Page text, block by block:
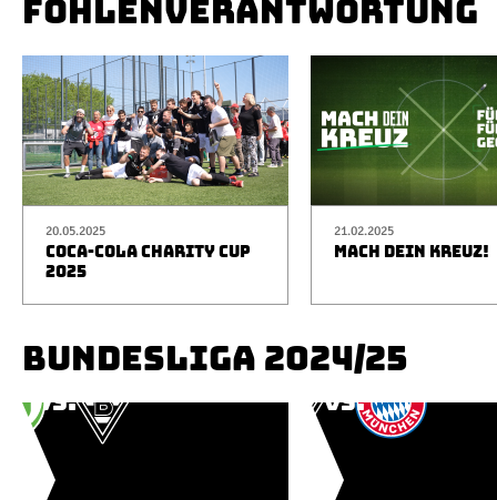
FOHLENVERANTWORTUNG
20.05.2025
COCA-COLA CHARITY CUP
2025
21.02.2025
MACH DEIN KREUZ!
BUNDESLIGA 2024/25